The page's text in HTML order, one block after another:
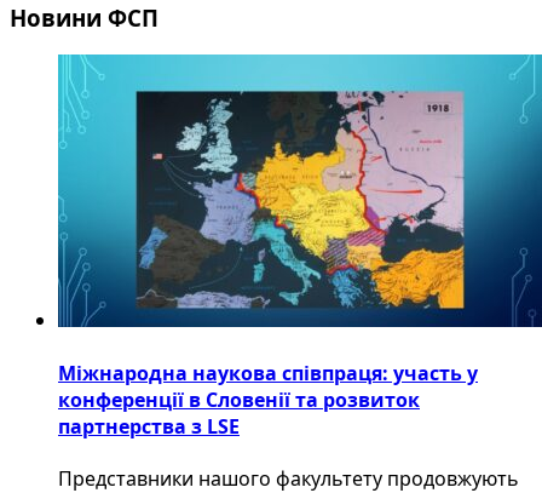
Новини ФСП
Міжнародна наукова співпраця: участь у
конференції в Словенії та розвиток
партнерства з LSE
​Представники нашого факультету продовжують